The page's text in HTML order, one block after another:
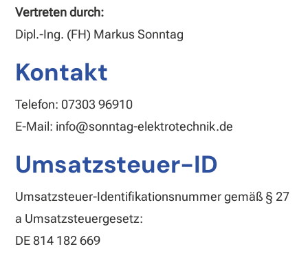
Vertreten durch:
Dipl.-Ing. (FH) Markus Sonntag
Kontakt
Telefon: 07303 96910
E-Mail: info@sonntag-elektrotechnik.de
Umsatzsteuer-ID
Umsatzsteuer-Identifikationsnummer gemäß § 27
a Umsatzsteuergesetz:
DE 814 182 669